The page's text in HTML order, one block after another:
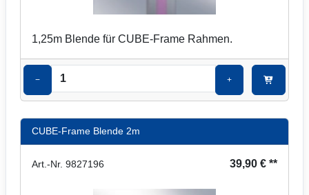
1,25m Blende für CUBE-Frame Rahmen.
− +
CUBE-Frame Blende 2m
Art.-Nr. 9827196 39,90 € **